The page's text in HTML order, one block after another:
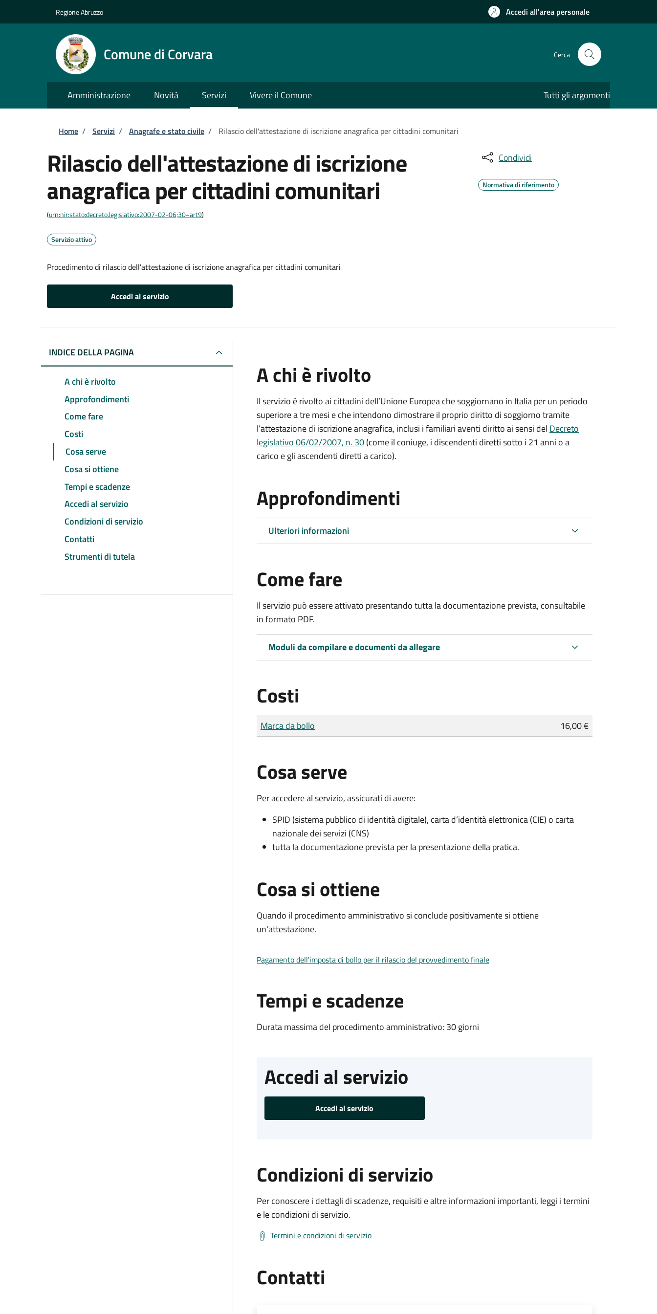
Regione Abruzzo Accedi all'area personale
Comune di Corvara Cerca
Amministrazione Novità Servizi Vivere il Comune Tutti gli argomenti
Briciole di pane
Home / Servizi / Anagrafe e stato civile / Rilascio dell'attestazione di iscrizione anagrafica per cittadini comunitari
Rilascio dell'attestazione di iscrizione
anagrafica per cittadini comunitari
(urn:nir:stato:decreto.legislativo:2007-02-06;30~art9)
Servizio attivo
Procedimento di rilascio dell'attestazione di iscrizione anagrafica per cittadini comunitari
Accedi al servizio
Condividi
Normativa di riferimento
INDICE DELLA PAGINA
A chi è rivolto
Approfondimenti
Come fare
Costi
Cosa serve
Cosa si ottiene
Tempi e scadenze
Accedi al servizio
Condizioni di servizio
Contatti
Strumenti di tutela
A chi è rivolto
Il servizio è rivolto ai cittadini dell’Unione Europea che soggiornano in Italia per un periodo
superiore a tre mesi e che intendono dimostrare il proprio diritto di soggiorno tramite
l’attestazione di iscrizione anagrafica, inclusi i familiari aventi diritto ai sensi del Decreto
legislativo 06/02/2007, n. 30(come il coniuge, i discendenti diretti sotto i 21 anni o a
carico e gli ascendenti diretti a carico).
Approfondimenti
Ulteriori informazioni
Come fare
Il servizio può essere attivato presentando tutta la documentazione prevista, consultabile
in formato PDF.
Moduli da compilare e documenti da allegare
Costi
Tipo di pagamento
Importo
Marca da bollo 16,00 €
Cosa serve
Per accedere al servizio, assicurati di avere:
SPID (sistema pubblico di identità digitale), carta d’identità elettronica (CIE) o carta
nazionale dei servizi (CNS)
tutta la documentazione prevista per la presentazione della pratica.
Cosa si ottiene
Quando il procedimento amministrativo si conclude positivamente si ottiene
un'attestazione.
Pagamento dell'imposta di bollo per il rilascio del provvedimento finale
Tempi e scadenze
Durata massima del procedimento amministrativo: 30 giorni
Accedi al servizio
Accedi al servizio
Condizioni di servizio
Per conoscere i dettagli di scadenze, requisiti e altre informazioni importanti, leggi i termini
e le condizioni di servizio.
Termini e condizioni di servizio
Contatti